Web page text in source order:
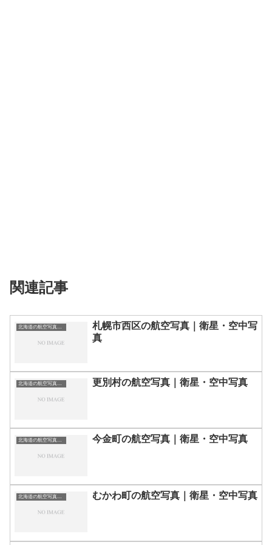
関連記事
北海道の航空写真・空中写真
札幌市西区の航空写真｜衛星・空中写
真
北海道の航空写真・空中写真 更別村の航空写真｜衛星・空中写真
北海道の航空写真・空中写真 今金町の航空写真｜衛星・空中写真
北海道の航空写真・空中写真 むかわ町の航空写真｜衛星・空中写真